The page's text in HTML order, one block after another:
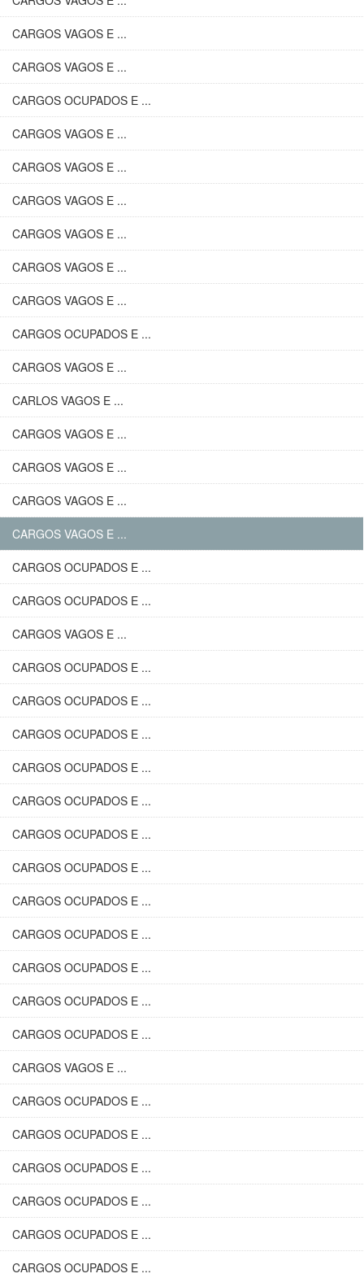
CARGOS VAGOS E ...
CARGOS VAGOS E ...
CARGOS OCUPADOS E ...
CARGOS VAGOS E ...
CARGOS VAGOS E ...
CARGOS VAGOS E ...
CARGOS VAGOS E ...
CARGOS VAGOS E ...
CARGOS VAGOS E ...
CARGOS OCUPADOS E ...
CARGOS VAGOS E ...
CARLOS VAGOS E ...
CARGOS VAGOS E ...
CARGOS VAGOS E ...
CARGOS VAGOS E ...
CARGOS VAGOS E ...
CARGOS OCUPADOS E ...
CARGOS OCUPADOS E ...
CARGOS VAGOS E ...
CARGOS OCUPADOS E ...
CARGOS OCUPADOS E ...
CARGOS OCUPADOS E ...
CARGOS OCUPADOS E ...
CARGOS OCUPADOS E ...
CARGOS OCUPADOS E ...
CARGOS OCUPADOS E ...
CARGOS OCUPADOS E ...
CARGOS OCUPADOS E ...
CARGOS OCUPADOS E ...
CARGOS OCUPADOS E ...
CARGOS OCUPADOS E ...
CARGOS VAGOS E ...
CARGOS OCUPADOS E ...
CARGOS OCUPADOS E ...
CARGOS OCUPADOS E ...
CARGOS OCUPADOS E ...
CARGOS OCUPADOS E ...
CARGOS OCUPADOS E ...